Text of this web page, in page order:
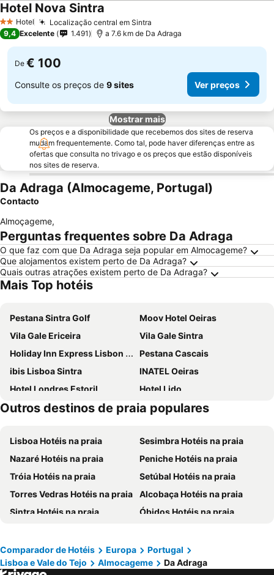
2 Estrelas
Hotel Localização central em Sintra
Hotel Nova Sintra
9,4 Excelente 1.491 a 7.6 km de Da Adraga
De € 100
Consulte os preços de 9 sites Ver preços
Mostrar mais
Os preços e a disponibilidade que recebemos dos sites de reserva
mudam frequentemente. Como tal, pode haver diferenças entre as
ofertas que consulta no trivago e os preços que estão disponíveis
nos sites de reserva.
Da Adraga (Almocageme, Portugal)
Contacto
Almoçageme,
Perguntas frequentes sobre Da Adraga
O que faz com que Da Adraga seja popular em Almocageme?
Que alojamentos existem perto de Da Adraga?
Quais outras atrações existem perto de Da Adraga?
Mais Top hotéis
Pestana Sintra Golf
Moov Hotel Oeiras
Vila Gale Ericeira
Vila Gale Sintra
Holiday Inn Express Lisbon - Oeiras By Ihg
Pestana Cascais
ibis Lisboa Sintra
INATEL Oeiras
Hotel Londres Estoril
Hotel Lido
Hotel Alvorada
Flag Hotel Lisboa Oeiras
B&B HOTEL Lisboa Oeiras
Hotel Riviera Carcavelos
Hotel Real Oeiras
Arribas Sintra Hotel
Hotel Baia
Carcavelos Beach Hotel
Lagoas Park Hotel
EVOLUTION Cascais-Estoril Hotel
WOT Ericeira
Vila Gale Cascais
Hotel Cascais Miragem Health & Spa
Vila Galé Estoril
NH Sintra Centro
Estalagem Muchaxo Hotel
Outros destinos de praia populares
Lisboa Hotéis na praia
Sesimbra Hotéis na praia
Nazaré Hotéis na praia
Peniche Hotéis na praia
Tróia Hotéis na praia
Setúbal Hotéis na praia
Torres Vedras Hotéis na praia
Alcobaça Hotéis na praia
Sintra Hotéis na praia
Óbidos Hotéis na praia
Oeiras Hotéis na praia
Caldas da Rainha Hotéis na praia
Costa da Caparica Hotéis na praia
Ericeira Hotéis na praia
Comparador de Hotéis Europa
Portugal
Lisboa e Vale do Tejo
Almocageme Da Adraga